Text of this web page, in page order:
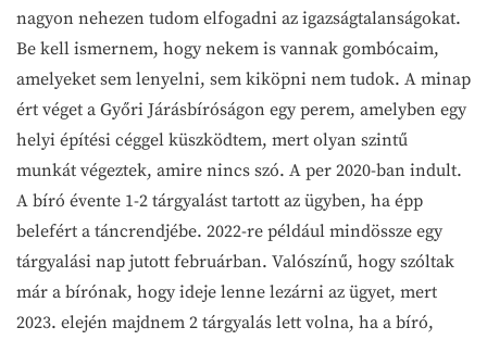
nagyon nehezen tudom elfogadni az igazságtalanságokat.
Be kell ismernem, hogy nekem is vannak gombócaim,
amelyeket sem lenyelni, sem kiköpni nem tudok. A minap
ért véget a Győri Járásbíróságon egy perem, amelyben egy
helyi építési céggel küszködtem, mert olyan szintű
munkát végeztek, amire nincs szó. A per 2020-ban indult.
A bíró évente 1-2 tárgyalást tartott az ügyben, ha épp
belefért a táncrendjébe. 2022-re például mindössze egy
tárgyalási nap jutott februárban. Valószínű, hogy szóltak
már a bírónak, hogy ideje lenne lezárni az ügyet, mert
2023. elején majdnem 2 tárgyalás lett volna, ha a bíró,